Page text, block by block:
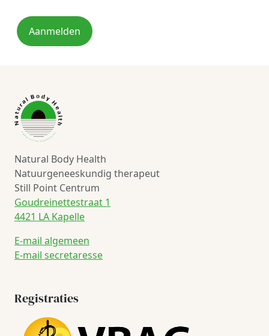
Aanmelden
Natural Body Health
Natuurgeneeskundig therapeut
Still Point Centrum
Goudreinettestraat 1
4421 LA Kapelle
E-mail algemeen
E-mail secretaresse
Registraties